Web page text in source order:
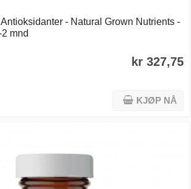
- Natural Grown Nutrients -
mnd
kr 327,75
KJØP NÅ